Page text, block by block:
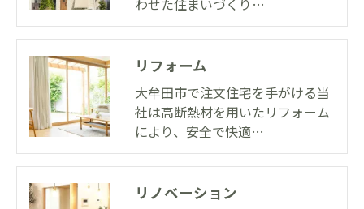
わせた住まいづくり…
リフォーム
大牟田市で注文住宅を手がける当
社は高断熱材を用いたリフォーム
により、安全で快適…
リノベーション